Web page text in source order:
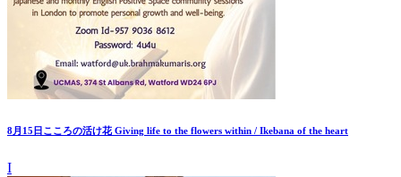
8月15日こころの活け花 Giving life to the flowers within / Ikebana of the heart
I